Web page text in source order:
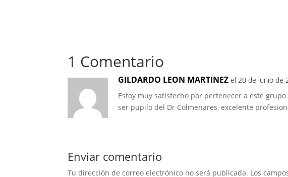
1 Comentario
GILDARDO LEON MARTINEZ el 20 de junio de
Estoy muy satisfecho por pertenecer a este
ser pupilo del Dr Colmenares, excelente
Enviar comentario
Tu dirección de correo electrónico no será publicada. Los